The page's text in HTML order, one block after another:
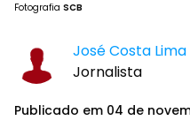
Fotografia SCB
José Costa Lima
Jornalista
Publicado em 04 de